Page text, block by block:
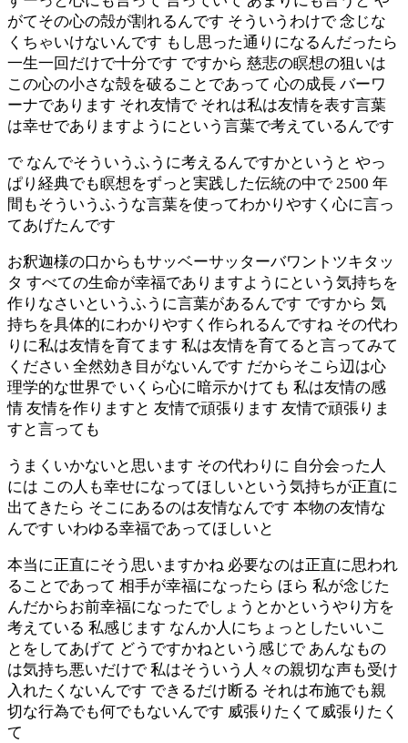
がてその心の殻が割れるんです そういうわけで 念じな
くちゃいけないんです もし思った通りになるんだったら
一生一回だけで十分です ですから 慈悲の瞑想の狙いは
この心の小さな殻を破ることであって 心の成長 バーワ
ーナであります それ友情で それは私は友情を表す言葉
は幸せでありますようにという言葉で考えているんです
で なんでそういうふうに考えるんですかというと やっ
ぱり経典でも瞑想をずっと実践した伝統の中で 2500 年
間もそういうふうな言葉を使ってわかりやすく心に言っ
てあげたんです
お釈迦様の口からもサッベーサッターバワントツキタッ
タ すべての生命が幸福でありますようにという気持ちを
作りなさいというふうに言葉があるんです ですから 気
持ちを具体的にわかりやすく作られるんですね その代わ
りに私は友情を育てます 私は友情を育てると言ってみて
ください 全然効き目がないんです だからそこら辺は心
理学的な世界で いくら心に暗示かけても 私は友情の感
情 友情を作りますと 友情で頑張ります 友情で頑張りま
すと言っても
うまくいかないと思います その代わりに 自分会った人
には この人も幸せになってほしいという気持ちが正直に
出てきたら そこにあるのは友情なんです 本物の友情な
んです いわゆる幸福であってほしいと
本当に正直にそう思いますかね 必要なのは正直に思われ
ることであって 相手が幸福になったら ほら 私が念じた
んだからお前幸福になったでしょうとかというやり方を
考えている 私感じます なんか人にちょっとしたいいこ
とをしてあげて どうですかねという感じで あんなもの
は気持ち悪いだけで 私はそういう人々の親切な声も受け
入れたくないんです できるだけ断る それは布施でも親
切な行為でも何でもないんです 威張りたくて威張りたく
て